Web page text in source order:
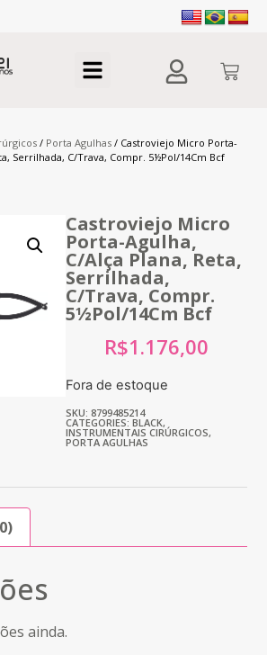
/ Porta Agulhas / Castroviejo Micro Porta-
Serrilhada, C/Trava, Compr. 5½Pol/14Cm Bcf
Castroviejo Micro
Porta-Agulha,
C/Alça Plana, Reta,
Serrilhada,
C/Trava, Compr.
5½Pol/14Cm Bcf
R$1.176,00
Fora de estoque
SKU: 8799485214
CATEGORIES: BLACK,
INSTRUMENTAIS CIRÚRGICOS,
PORTA AGULHAS
ainda.